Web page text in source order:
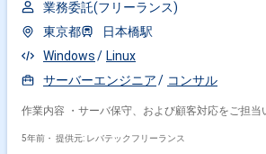
業務委託(フリーランス)
東京都
日本橋駅
Windows
Linux
サーバーエンジニア
コンサル
作業内容 ・サーバ保守、および顧客対応をご担当
5年前・ 提供元: レバテックフリーランス